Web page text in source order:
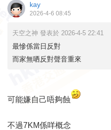
kay
2026-4-6 08:45
天空之神 發表於 2026-4-5 22:41
最慘係當日反對
而家無哂反對聲音重來
可能嫌自己唔夠蝕
不過7KM係咩概念